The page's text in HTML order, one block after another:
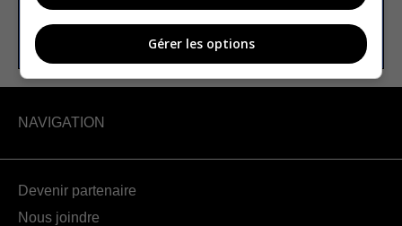
S’INSCRIRE
NAVIGATION
Devenir partenaire
Nous joindre
Gérer les options